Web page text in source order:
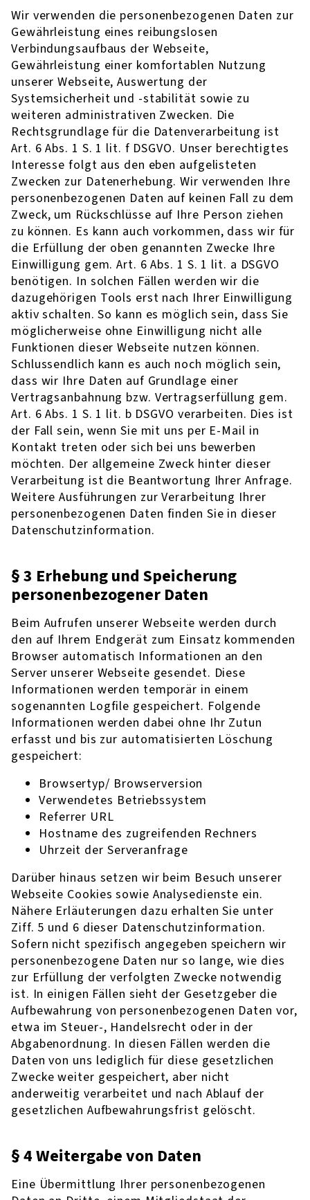
Wir verwenden die personenbezogenen Daten zur
Gewährleistung eines reibungslosen
Verbindungsaufbaus der Webseite,
Gewährleistung einer komfortablen Nutzung
unserer Webseite, Auswertung der
Systemsicherheit und -stabilität sowie zu
weiteren administrativen Zwecken. Die
Rechtsgrundlage für die Datenverarbeitung ist
Art. 6 Abs. 1 S. 1 lit. f DSGVO. Unser berechtigtes
Interesse folgt aus den eben aufgelisteten
Zwecken zur Datenerhebung. Wir verwenden Ihre
personenbezogenen Daten auf keinen Fall zu dem
Zweck, um Rückschlüsse auf Ihre Person ziehen
zu können. Es kann auch vorkommen, dass wir für
die Erfüllung der oben genannten Zwecke Ihre
Einwilligung gem. Art. 6 Abs. 1 S. 1 lit. a DSGVO
benötigen. In solchen Fällen werden wir die
dazugehörigen Tools erst nach Ihrer Einwilligung
aktiv schalten. So kann es möglich sein, dass Sie
möglicherweise ohne Einwilligung nicht alle
Funktionen dieser Webseite nutzen können.
Schlussendlich kann es auch noch möglich sein,
dass wir Ihre Daten auf Grundlage einer
Vertragsanbahnung bzw. Vertragserfüllung gem.
Art. 6 Abs. 1 S. 1 lit. b DSGVO verarbeiten. Dies ist
der Fall sein, wenn Sie mit uns per E-Mail in
Kontakt treten oder sich bei uns bewerben
möchten. Der allgemeine Zweck hinter dieser
Verarbeitung ist die Beantwortung Ihrer Anfrage.
Weitere Ausführungen zur Verarbeitung Ihrer
personenbezogenen Daten finden Sie in dieser
Datenschutzinformation.
§ 3 Erhebung und Speicherung
personenbezogener Daten
Beim Aufrufen unserer Webseite werden durch
den auf Ihrem Endgerät zum Einsatz kommenden
Browser automatisch Informationen an den
Server unserer Webseite gesendet. Diese
Informationen werden temporär in einem
sogenannten Logfile gespeichert. Folgende
Informationen werden dabei ohne Ihr Zutun
erfasst und bis zur automatisierten Löschung
gespeichert:
Browsertyp/ Browserversion
Verwendetes Betriebssystem
Referrer URL
Hostname des zugreifenden Rechners
Uhrzeit der Serveranfrage
Darüber hinaus setzen wir beim Besuch unserer
Webseite Cookies sowie Analysedienste ein.
Nähere Erläuterungen dazu erhalten Sie unter
Ziff. 5 und 6 dieser Datenschutzinformation.
Sofern nicht spezifisch angegeben speichern wir
personenbezogene Daten nur so lange, wie dies
zur Erfüllung der verfolgten Zwecke notwendig
ist. In einigen Fällen sieht der Gesetzgeber die
Aufbewahrung von personenbezogenen Daten vor,
etwa im Steuer-, Handelsrecht oder in der
Abgabenordnung. In diesen Fällen werden die
Daten von uns lediglich für diese gesetzlichen
Zwecke weiter gespeichert, aber nicht
anderweitig verarbeitet und nach Ablauf der
gesetzlichen Aufbewahrungsfrist gelöscht.
§ 4 Weitergabe von Daten
Eine Übermittlung Ihrer personenbezogenen